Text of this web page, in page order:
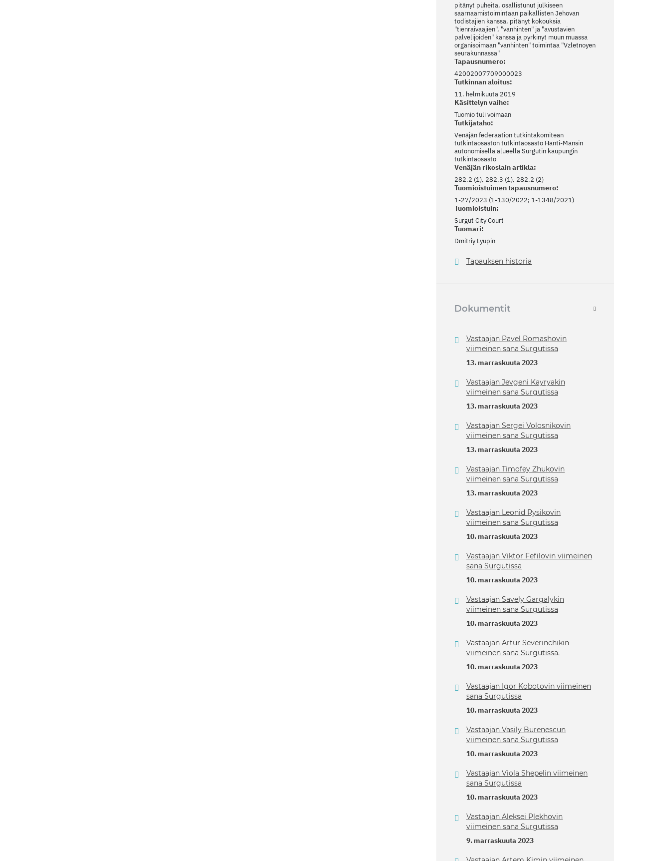
pitänyt puheita, osallistunut julkiseen
saarnaamistoimintaan paikallisten Jehovan
todistajien kanssa, pitänyt kokouksia
"tienraivaajien", "vanhinten" ja "avustavien
palvelijoiden" kanssa ja pyrkinyt muun muassa
organisoimaan "vanhinten" toimintaa "Vzletnoyen
seurakunnassa"
Tapausnumero:
42002007709000023
Tutkinnan aloitus:
11. helmikuuta 2019
Käsittelyn vaihe:
Tuomio tuli voimaan
Tutkijataho:
Venäjän federaation tutkintakomitean
tutkintaosaston tutkintaosasto Hanti-Mansin
autonomisella alueella Surgutin kaupungin
tutkintaosasto
Venäjän rikoslain artikla:
282.2 (1), 282.3 (1), 282.2 (2)
Tuomioistuimen tapausnumero:
1-27/2023 (1-130/2022; 1-1348/2021)
Tuomioistuin:
Surgut City Court
Tuomari:
Dmitriy Lyupin
Tapauksen historia
Dokumentit
Vastaajan Pavel Romashovin
viimeinen sana Surgutissa
13. marraskuuta 2023
Vastaajan Jevgeni Kayryakin
viimeinen sana Surgutissa
13. marraskuuta 2023
Vastaajan Sergei Volosnikovin
viimeinen sana Surgutissa
13. marraskuuta 2023
Vastaajan Timofey Zhukovin
viimeinen sana Surgutissa
13. marraskuuta 2023
Vastaajan Leonid Rysikovin
viimeinen sana Surgutissa
10. marraskuuta 2023
Vastaajan Viktor Fefilovin viimeinen
sana Surgutissa
10. marraskuuta 2023
Vastaajan Savely Gargalykin
viimeinen sana Surgutissa
10. marraskuuta 2023
Vastaajan Artur Severinchikin
viimeinen sana Surgutissa.
10. marraskuuta 2023
Vastaajan Igor Kobotovin viimeinen
sana Surgutissa
10. marraskuuta 2023
Vastaajan Vasily Burenescun
viimeinen sana Surgutissa
10. marraskuuta 2023
Vastaajan Viola Shepelin viimeinen
sana Surgutissa
10. marraskuuta 2023
Vastaajan Aleksei Plekhovin
viimeinen sana Surgutissa
9. marraskuuta 2023